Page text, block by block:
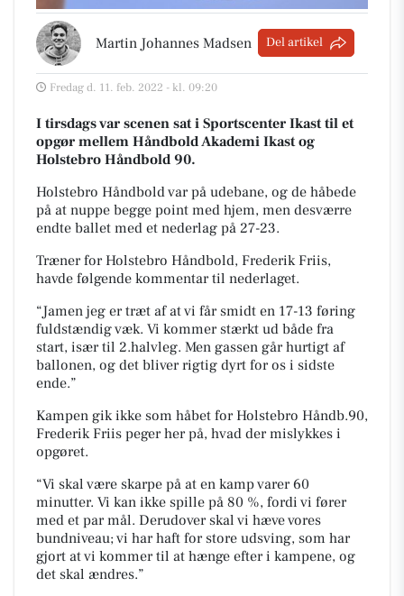
Martin Johannes Madsen Del artikel
Fredag d. 11. feb. 2022 - kl. 09:20
I tirsdags var scenen sat i Sportscenter Ikasttil et
opgør mellem Håndbold Akademi Ikast og
Holstebro Håndbold 90.
Holstebro Håndbold var på udebane, og de håbede
på at nuppe begge point med hjem, men desværre
endte ballet med et nederlag på 27-23.
Træner for Holstebro Håndbold, Frederik Friis,
havde følgende kommentar til nederlaget.
Jamen jeg er træt af at vi får smidt en 17-13 føring
fuldstændig væk. Vi kommer stærkt ud både fra
start, især til 2.halvleg. Men gassen går hurtigt af
ballonen, og det bliver rigtig dyrt for os i sidste
ende.
Kampen gik ikke som håbet for Holstebro Håndb.90,
Frederik Friis peger her på, hvad der mislykkes i
opgøret.
Vi skal være skarpe på at en kamp varer 60
minutter. Vi kan ikke spille på 80 %, fordi vi fører
med et par mål. Derudover skal vi hæve vores
bundniveau; vi har haft for store udsving, som har
gjort at vi kommer til at hænge efter i kampene, og
det skal ændres.